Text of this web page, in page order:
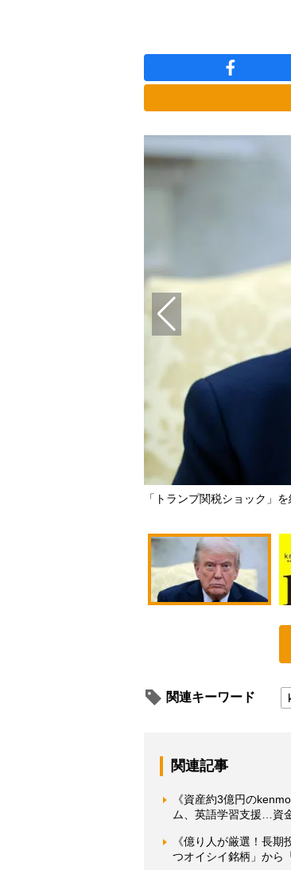
「トランプ関税ショック」
関連キーワード
関連記事
《資産約3億円の
ム、英語学習支援…資
《億り人が厳選！長
つオイシイ銘柄」から